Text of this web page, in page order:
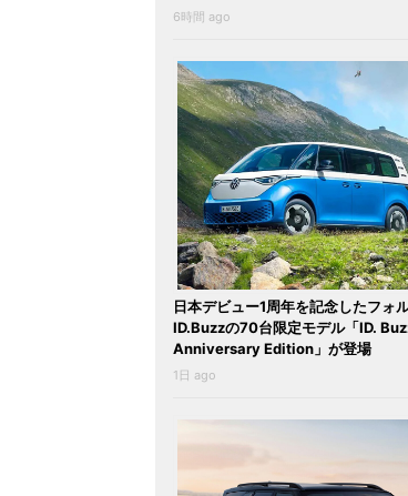
6時間 ago
日本デビュー1周年を記念したフォ
ID.Buzzの70台限定モデル「ID.
Anniversary Edition」が登場
1日 ago